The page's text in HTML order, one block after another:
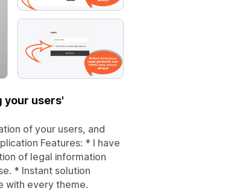
your users'
of your users, and
Features: * I have
of legal information
* Instant solution
with every theme.